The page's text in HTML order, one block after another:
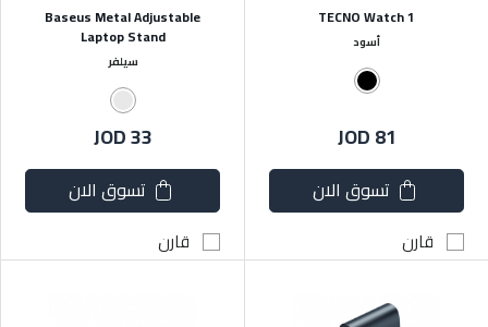
أسود
TECNO Watch 1
JOD 81
تسوق الان
قارن
سيلفر
Baseus Metal Adjustable
Laptop Stand
JOD 33
تسوق الان
قارن